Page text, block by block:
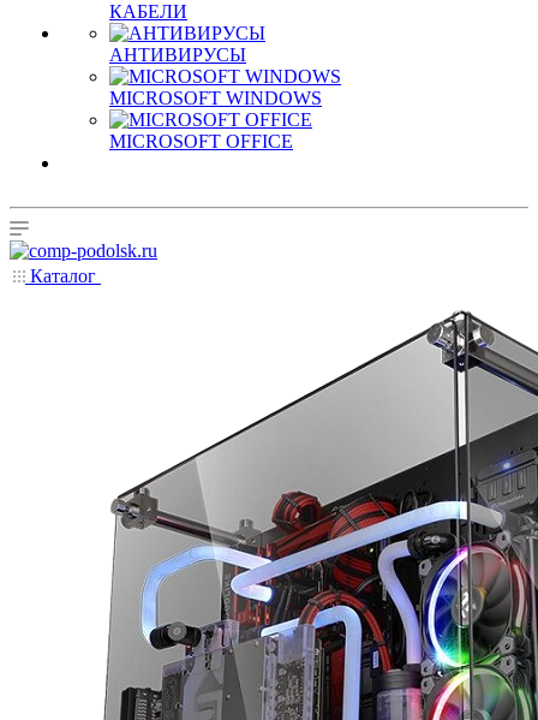
КАБЕЛИ
АНТИВИРУСЫ
MICROSOFT WINDOWS
MICROSOFT OFFICE
Каталог